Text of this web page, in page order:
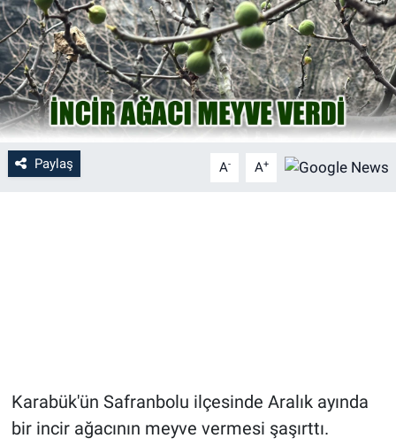
Paylaş A- A+
Karabük'ün Safranbolu ilçesinde Aralık ayında
bir incir ağacının meyve vermesi şaşırttı.